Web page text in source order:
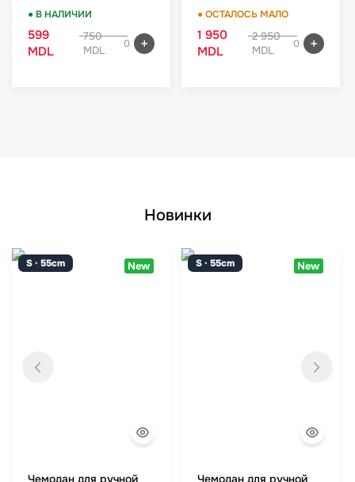
● В НАЛИЧИИ
599
MDL
750
MDL
0
● ОСТАЛОСЬ МАЛО
1 950
MDL
2 950
MDL
0
Новинки
S · 55cm New
Чемодан для ручной
S · 55cm New
Чемодан для ручной